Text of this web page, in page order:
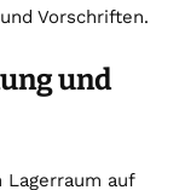
Vorschriften.
und
auf